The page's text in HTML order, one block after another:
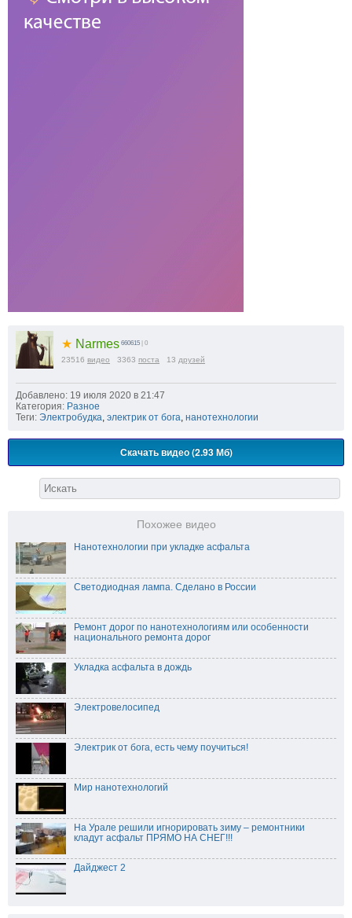
★ Narmes 660615 | 0
23516 видео 3363 поста 13 друзей
Добавлено: 19 июля 2020 в 21:47
Категория: Разное
Теги: Электробудка электрик от бога нанотехнологии
Скачать видео (2.93 Мб)
Похожее видео
Нанотехнологии при укладке асфальта
Светодиодная лампа. Сделано в России
Ремонт дорог по нанотехнологиям или особенности
национального ремонта дорог
Укладка асфальта в дождь
Электровелосипед
Электрик от бога, есть чему поучиться!
Мир нанотехнологий
На Урале решили игнорировать зиму – ремонтники
кладут асфальт ПРЯМО НА СНЕГ!!!
Дайджест 2